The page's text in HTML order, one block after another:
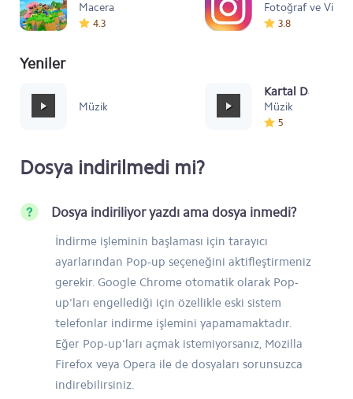
Macera
4.3
Fotoğraf ve Video
3.8
Yeniler
Müzik
Kartal Dansı
Müzik
5
Dosya indirilmedi mi?
Dosya indiriliyor yazdı ama dosya inmedi?
İndirme işleminin başlaması için tarayıcı
ayarlarından Pop-up seçeneğini aktifleştirmeniz
gerekir. Google Chrome otomatik olarak Pop-
up'ları engellediği için özellikle eski sistem
telefonlar indirme işlemini yapamamaktadır.
Eğer Pop-up'ları açmak istemiyorsanız, Mozilla
Firefox veya Opera ile de dosyaları sorunsuzca
indirebilirsiniz.